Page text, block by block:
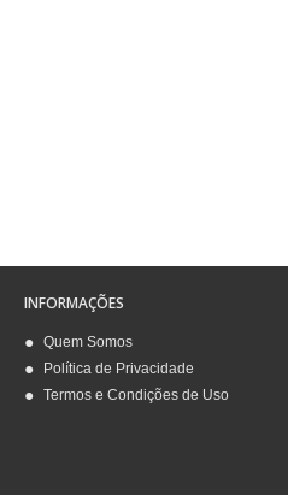
INFORMAÇÕES
Quem Somos
Política de Privacidade
Termos e Condições de Uso